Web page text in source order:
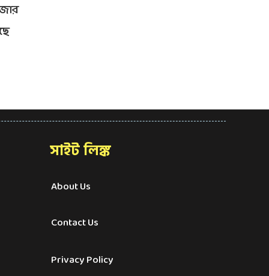
সাইট লিঙ্ক
About Us
Contact Us
Privacy Policy